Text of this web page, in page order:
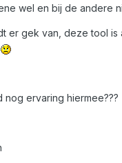
wel en bij de andere
er gek van, deze tool is
nog ervaring hiermee???